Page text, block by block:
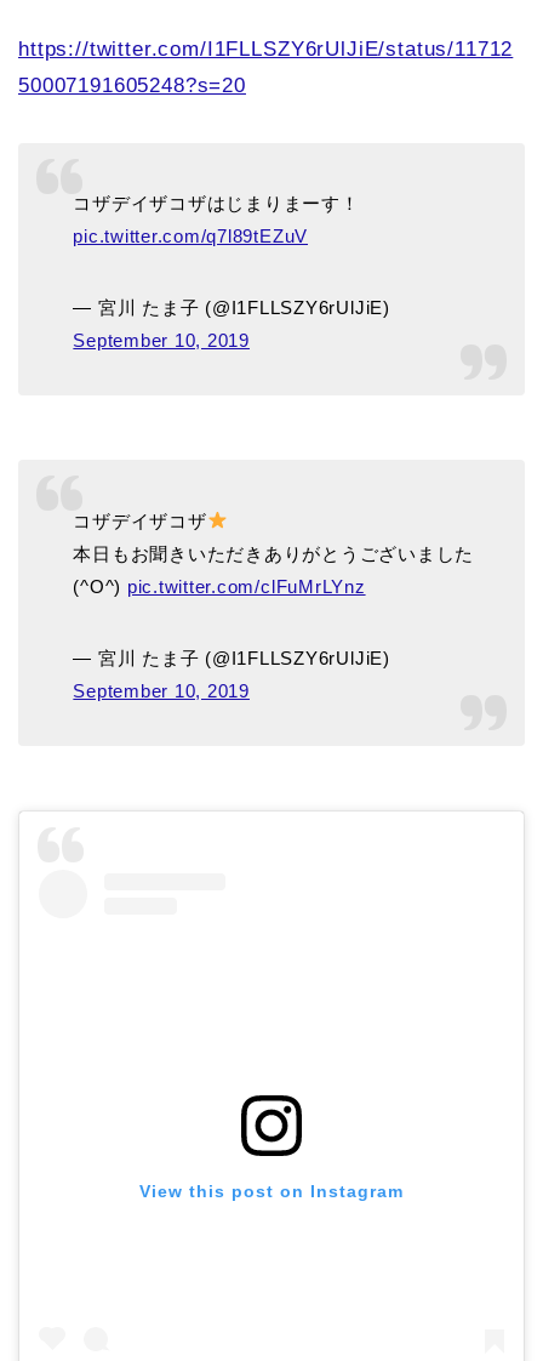
https://twitter.com/I1FLLSZY6rUlJiE/status/11712
50007191605248?s=20
コザデイザコザはじまりまーす！
pic.twitter.com/q7l89tEZuV
— 宮川 たま子 (@I1FLLSZY6rUlJiE)
September 10, 2019
コザデイザコザ
本日もお聞きいただきありがとうございました
(^O^) pic.twitter.com/clFuMrLYnz
— 宮川 たま子 (@I1FLLSZY6rUlJiE)
September 10, 2019
View this post on Instagram